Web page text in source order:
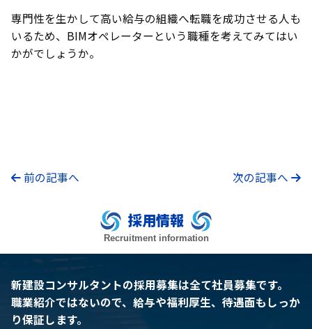
専門性を生かして高い給与の組織へ転職を成功させる人も
いるため、BIMオペレーターという職種を考えてみてはい
かがでしょうか。
前の記事へ 次の記事へ
採用情報
Recruitment information
新建設コンサルタントの採用募集は全て社員募集です。
職業紹介ではないので、給与や福利厚生、待遇面もしっか
り保証します。